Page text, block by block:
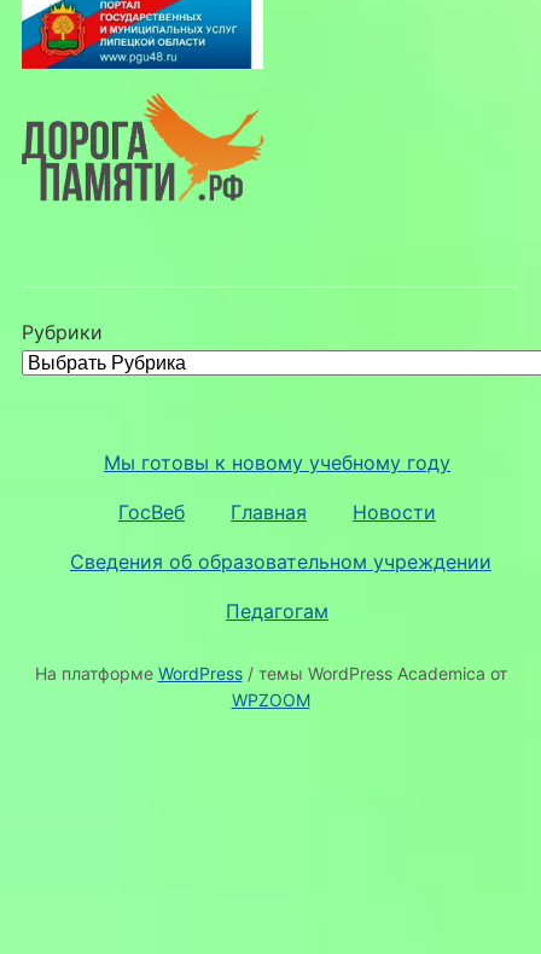
Рубрики
Мы готовы к новому учебному году
ГосВеб Главная Новости
Сведения об образовательном учреждении
Педагогам
На платформе WordPress/ темы WordPress Academica от
WPZOOM